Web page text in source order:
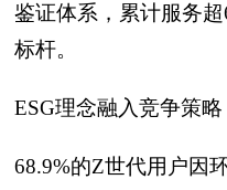
鉴证体系，累计服务
标杆。
ESG理念融入竞争策略
68.9%的Z世代用户因